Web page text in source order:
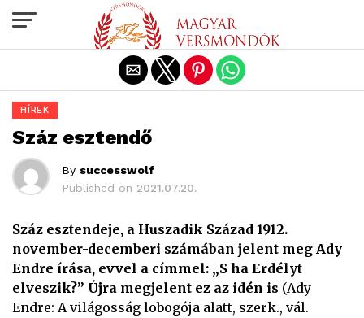
HÍREK
Száz esztendő
By successwolf
Published on 2021.07.20.
Száz esztendeje, a Huszadik Század 1912.
november-decemberi számában jelent meg Ady
Endre írása, evvel a címmel: „S ha Erdélyt
elveszik?” Újra megjelent ez az idén is (Ady
Endre: A világosság lobogója alatt, szerk., vál.
Exit mobile version